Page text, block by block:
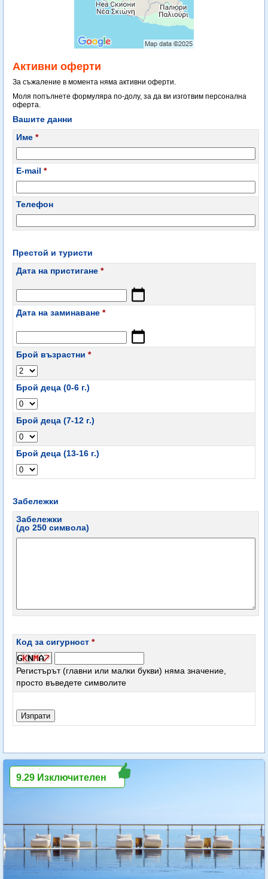
Активни оферти
За съжаление в момента няма активни оферти.
Моля попълнете формуляра по-долу, за да ви изготвим персонална
оферта.
Вашите данни
Име *
E-mail *
Телефон
Престой и туристи
Дата на пристигане *
Дата на заминаване *
Брой възрастни *
Брой деца (0-6 г.)
Брой деца (7-12 г.)
Брой деца (13-16 г.)
Забележки
Забележки
(до 250 символа)
Код за сигурност *
Регистърът (главни или малки букви) няма значение,
просто въведете символите
9.29 Изключителен